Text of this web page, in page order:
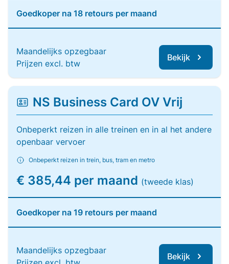
Goedkoper na 18 retours per maand
Maandelijks opzegbaar
Prijzen excl. btw
Bekijk
NS Business Card OV Vrij
Onbeperkt reizen in alle treinen en in al het andere
openbaar vervoer
Onbeperkt reizen in trein, bus, tram en metro
€ 385,44 per maand (tweede klas)
Goedkoper na 19 retours per maand
Maandelijks opzegbaar
Bekijk